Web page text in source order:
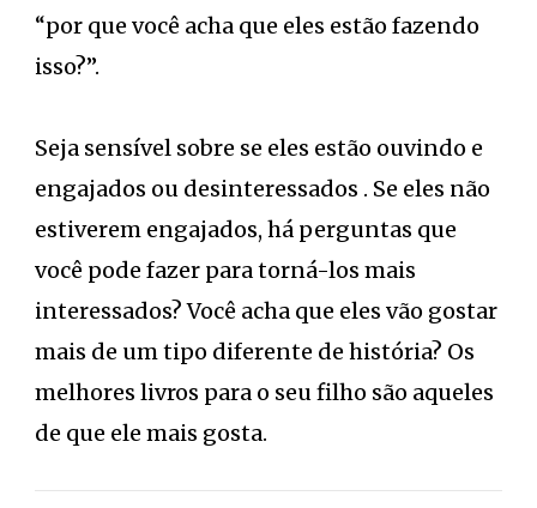
“por que você acha que eles estão fazendo
isso?”.
Seja sensível sobre se eles estão ouvindo e
engajados ou desinteressados ​. Se eles não
estiverem engajados, há perguntas que
você pode fazer para torná-los mais
interessados? Você acha que eles vão gostar
mais de um tipo diferente de história? Os
melhores livros para o seu filho são aqueles
de que ele mais gosta.